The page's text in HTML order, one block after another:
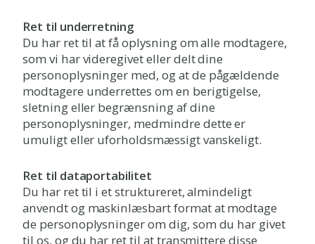
Ret til underretning
Du har ret til at få oplysning om alle modtagere,
som vi har videregivet eller delt dine
personoplysninger med, og at de pågældende
modtagere underrettes om en berigtigelse,
sletning eller begrænsning af dine
personoplysninger, medmindre dette er
umuligt eller uforholdsmæssigt vanskeligt.
Ret til dataportabilitet
Du har ret til i et struktureret, almindeligt
anvendt og maskinlæsbart format at modtage
de personoplysninger om dig, som du har givet
til os, og du har ret til at transmittere disse